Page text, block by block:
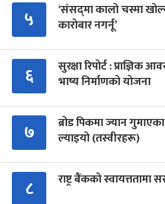
५
‘संसद्‍मा कालो चस्मा
कारोबार नगर्नू’
६
सुरक्षा रिपोर्ट : प्राज्ञिक
भाष्य निर्माणको योजना
७
ब्रोड पिकमा ज्यान
ल्याइयो (तस्वीरहरू)
८ राष्ट्र बैंकको स्वायत्ततामा